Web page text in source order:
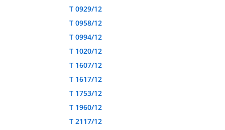
T 0929/12
T 0958/12
T 0994/12
T 1020/12
T 1607/12
T 1617/12
T 1753/12
T 1960/12
T 2117/12